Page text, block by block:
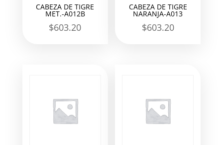
CABEZA DE TIGRE
MET.-A012B
$603.20
CABEZA DE TIGRE
NARANJA-A013
$603.20